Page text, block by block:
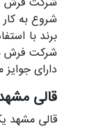
برند با
دارای
قالی
قالی مشهد